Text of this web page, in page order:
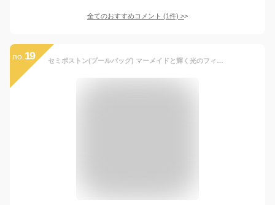
全てのおすすめコメント (1件) >
no. 19 セミボストン(プールバッグ) マーメイドと輝く光のフィルハーモニー 子供用 プールバッグ ボストン キッズ ボストン おしゃれ ラミネートバッグ 防水 レッスンバッグ 水泳バッグ 手提げ 撥水 小学生 幼稚園 子供